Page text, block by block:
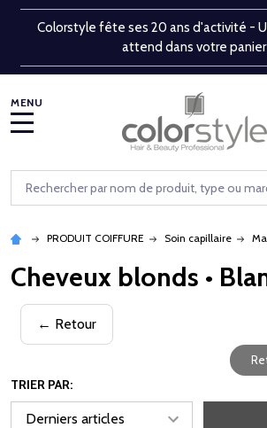
Colorstyle fête ses 20 ans d'activité -
attend dans votre panier
Rechercher
PRODUIT COIFFURE Soin capillaire
Cheveux blonds •
← Retour
TRIER PAR: